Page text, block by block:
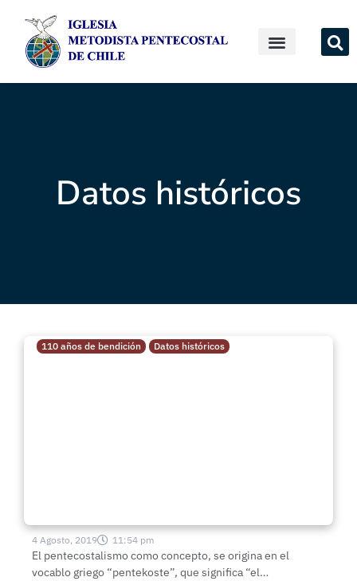
Datos históricos
110 años de bendición Datos históricos
4 Agosto, 2019 11:54 pm
El pentecostalismo como concepto, se origina en el
vocablo griego “pentekoste”, que significa “el…